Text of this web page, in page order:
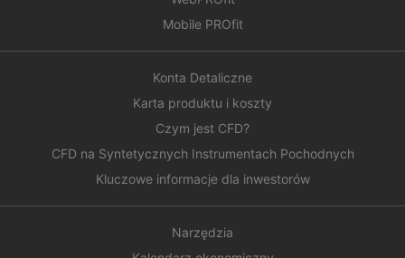
Mobile PROfit
Konta Detaliczne
Karta produktu i koszty
Czym jest CFD?
CFD na Syntetycznych Instrumentach Pochodnych
Kluczowe informacje dla inwestorów
Narzędzia